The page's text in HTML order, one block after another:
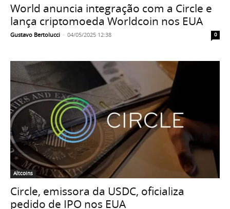
World anuncia integração com a Circle e
lança criptomoeda Worldcoin nos EUA
Gustavo Bertolucci - 04/05/2025 12:38 0
Altcoins
Circle, emissora da USDC, oficializa
pedido de IPO nos EUA